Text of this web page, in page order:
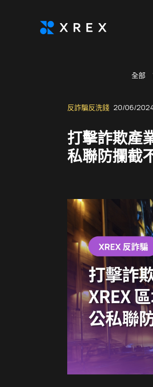
全部
反詐騙反洗錢 20/06/
打擊詐欺產
私聯防攔截